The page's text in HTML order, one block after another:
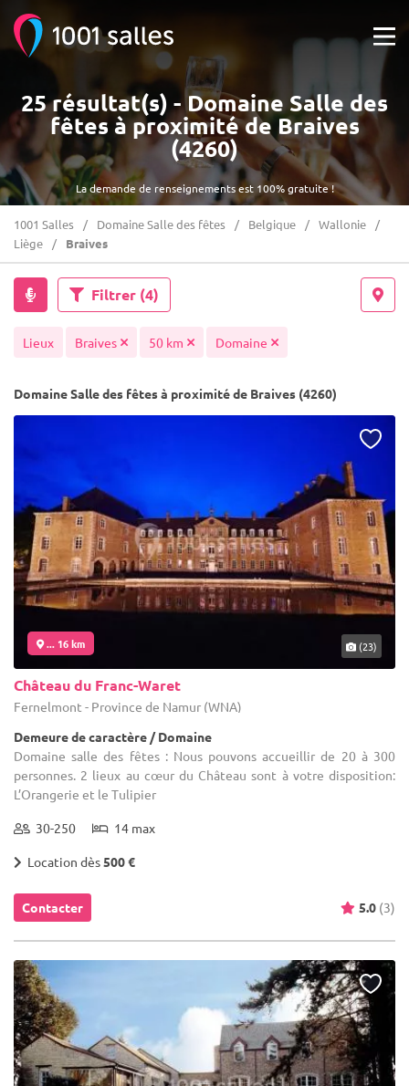
La demande de renseignements est 100% gratuite !
25 résultat(s) - Domaine Salle des
fêtes à proximité de Braives
(4260)
1001 Salles Domaine Salle des fêtes Belgique
Wallonie
Liège
Braives
Filtrer (4)
Lieux Braives 50 km Domaine
Domaine Salle des fêtes à proximité de Braives (4260)
... 16 km (23)
Château du Franc-Waret
Fernelmont - Province de Namur (WNA)
Demeure de caractère / Domaine
Domaine salle des fêtes : Nous pouvons accueillir de 20 à 300
personnes. 2 lieux au cœur du Château sont à votre disposition:
L’Orangerie et le Tulipier
30-250 14 max
Location dès500 €
Contacter 5.0 (3)